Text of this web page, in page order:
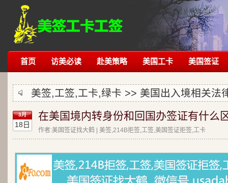
首页 访美必读 赴美策略 美国工卡 美国签证
美签,工签,工卡,绿卡 >> 美国出入境相关法
3月
18日
在美国境内转身份和回国办签证有什么
作者:美国签证找大鹤 | 美签,214B拒签,工签,美国签证拒签,工卡